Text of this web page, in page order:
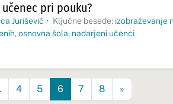
pri pouku?
Juriševič • Ključne besede: izobraževanje
, osnovna šola, nadarjeni učenci
4 5 6 7 8 »